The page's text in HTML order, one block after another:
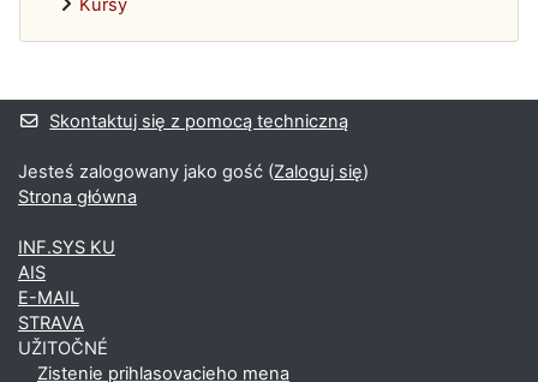
Kursy
Bloki uzupełniające
Skontaktuj się z pomocą techniczną
Jesteś zalogowany jako gość (Zaloguj się)
Strona główna
INF.SYS KU
AIS
E-MAIL
STRAVA
UŽITOČNÉ
Zistenie prihlasovacieho mena